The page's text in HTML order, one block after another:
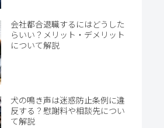
会社都合退職するにはどうした
らいい？メリット・デメリット
について解説
犬の鳴き声は迷惑防止条例に違
反する？慰謝料や相談先につい
て解説